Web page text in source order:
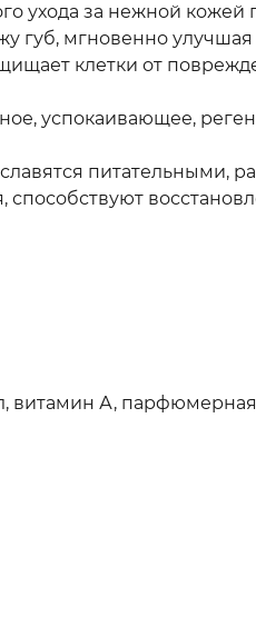
ухода за нежной кожей
губ, мгновенно улучшая
клетки от
успокаивающее,
питательными,
витамин А,